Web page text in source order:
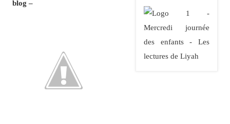
blog –